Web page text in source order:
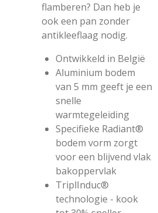
flamberen? Dan heb je
ook een pan zonder
antikleeflaag nodig.
Ontwikkeld in België
Aluminium bodem
van 5 mm geeft je een
snelle
warmtegeleiding
Specifieke Radiant®
bodem vorm zorgt
voor een blijvend vlak
bakoppervlak
TriplInduc®
technologie - kook